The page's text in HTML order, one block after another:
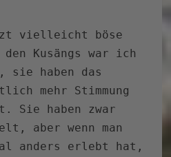
vielleicht böse
Kusängs war ich
sie haben das
mehr Stimmung
Sie haben zwar
aber wenn man
anders erlebt hat,